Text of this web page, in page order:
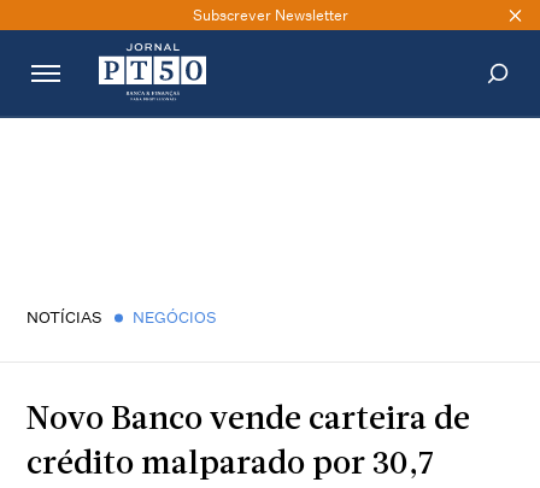
Subscrever Newsletter
NOTÍCIAS NEGÓCIOS
Novo Banco vende carteira de
crédito malparado por 30,7